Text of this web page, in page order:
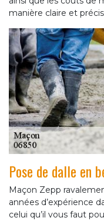
manière claire et
Pose de dalle en
Maçon Zepp
années d’expérience
celui qu’il vous faut